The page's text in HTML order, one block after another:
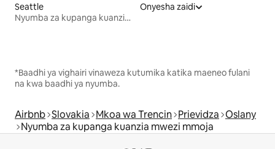
Seattle
Nyumba za kupanga kuanzia mwezi mmoja
Onyesha zaidi
*Baadhi ya vighairi vinaweza kutumika katika maeneo fulani
na kwa baadhi ya nyumba.
Airbnb Slovakia Mkoa wa Trencin Prievidza Oslany
Nyumba za kupanga kuanzia mwezi mmoja